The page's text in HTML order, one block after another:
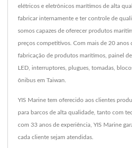
elétricos e eletrônicos marítimos de alta
fabricar internamente e ter controle de
somos capazes de oferecer produtos
preços competitivos. Com mais de 20 anos
fabricação de produtos marítimos, painel
LED, interruptores, plugues, tomadas,
ônibus em Taiwan.
YIS Marine tem oferecido aos clientes
para barcos de alta qualidade, tanto com
com 33 anos de experiência, YIS Marine
cada cliente sejam atendidas.